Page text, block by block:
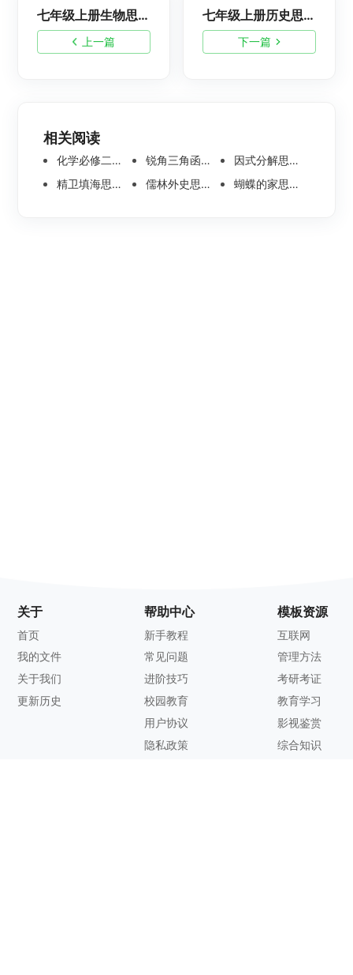
上一篇
七年级上册生物思维导图模板
下一篇
七年级上册历史思维导图模板
相关阅读
化学必修二思维导图合集，高中高清化学思维导图整理 锐角三角函数思维导图 | 数学思维导图分享
因式分解思维导图高清版-数学思维导图模板分享
精卫填海思维导图怎么画？高清版精卫填海思维导图模板分享
儒林外史思维导图大全|高清版免费思维导图模板 蝴蝶的家思维导图怎么画？高清版蝴蝶的家思维导图分享
关于
首页
我的文件
关于我们
更新历史
帮助中心
新手教程
常见问题
进阶技巧
校园教育
用户协议
隐私政策
模板资源
互联网
管理方法
考研考证
教育学习
影视鉴赏
综合知识